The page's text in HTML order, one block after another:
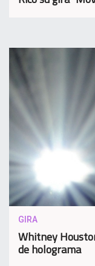
GIRA
Whitney
de holograma